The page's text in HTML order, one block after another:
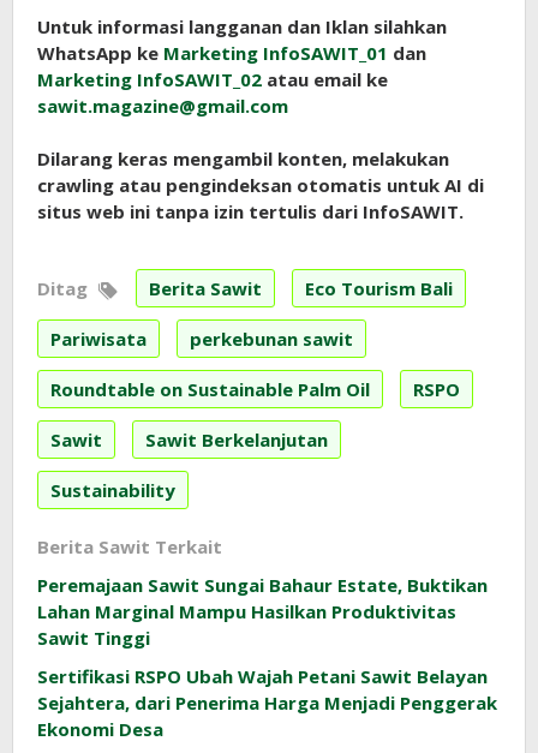
Untuk informasi langganan dan Iklan silahkan
WhatsApp ke Marketing InfoSAWIT_01 dan
Marketing InfoSAWIT_02 atau email ke
sawit.magazine@gmail.com
Dilarang keras mengambil konten, melakukan
crawling atau pengindeksan otomatis untuk AI di
situs web ini tanpa izin tertulis dari InfoSAWIT.
Ditag Berita Sawit Eco Tourism Bali
Pariwisata perkebunan sawit
Roundtable on Sustainable Palm Oil RSPO
Sawit Sawit Berkelanjutan
Sustainability
Berita Sawit Terkait
Peremajaan Sawit Sungai Bahaur Estate, Buktikan
Lahan Marginal Mampu Hasilkan Produktivitas
Sawit Tinggi
Sertifikasi RSPO Ubah Wajah Petani Sawit Belayan
Sejahtera, dari Penerima Harga Menjadi Penggerak
Ekonomi Desa